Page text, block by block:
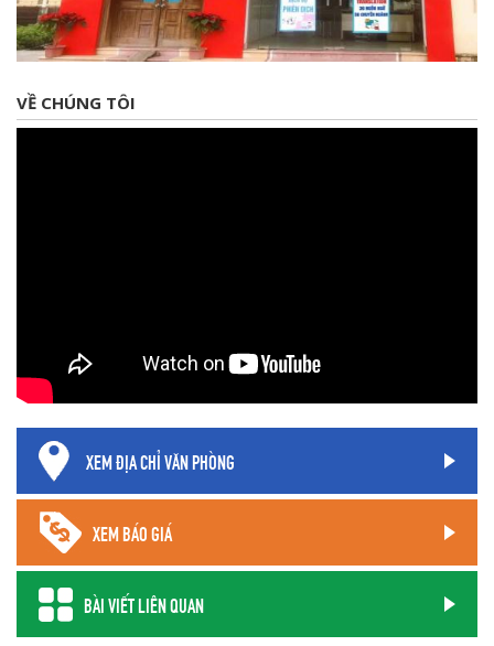
VỀ CHÚNG TÔI
XEM ĐỊA CHỈ VĂN PHÒNG
XEM BÁO GIÁ
BÀI VIẾT LIÊN QUAN